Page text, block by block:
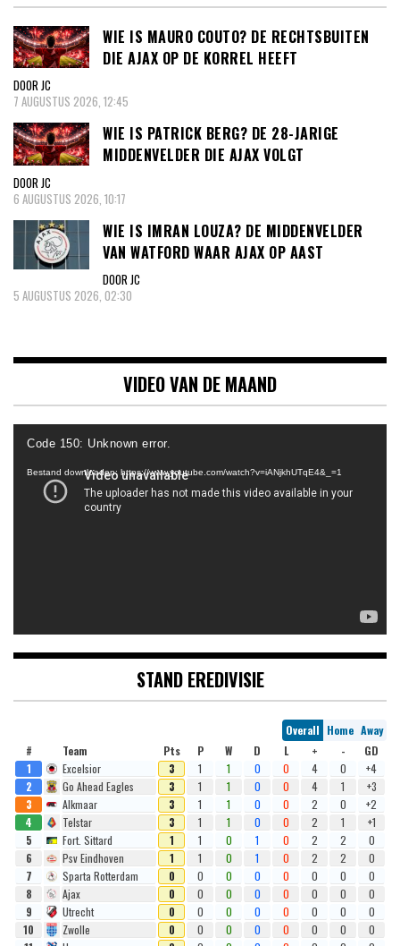
WIE IS MAURO COUTO? DE RECHTSBUITEN
DIE AJAX OP DE KORREL HEEFT
DOOR JC
7 AUGUSTUS 2026, 12:45
WIE IS PATRICK BERG? DE 28-JARIGE
MIDDENVELDER DIE AJAX VOLGT
DOOR JC
6 AUGUSTUS 2026, 10:17
WIE IS IMRAN LOUZA? DE MIDDENVELDER
VAN WATFORD WAAR AJAX OP AAST
DOOR JC
5 AUGUSTUS 2026, 02:30
VIDEO VAN DE MAAND
Videospeler
Code 150: Unknown error.
Bestand downloaden: https://www.youtube.com/watch?v=iANjkhUTqE4&_=1
STAND EREDIVISIE
Overall Home Away
#
Team Pts P W D L + -
GD
1
Excelsior 3 1 1 0 0 4 0
+4
2
Go Ahead Eagles 3 1 1 0 0 4 1
+3
3
Alkmaar 3 1 1 0 0 2 0
+2
4
Telstar 3 1 1 0 0 2 1
+1
5
Fort. Sittard 1 1 0 1 0 2 2
0
6
Psv Eindhoven 1 1 0 1 0 2 2
0
7
Sparta Rotterdam 0 0 0 0 0 0 0
0
8
Ajax 0 0 0 0 0 0 0
0
9
Utrecht 0 0 0 0 0 0 0
0
10
Zwolle 0 0 0 0 0 0 0
0